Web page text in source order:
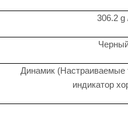
306.2 g
Динамик (Настраиваемые
индикатор